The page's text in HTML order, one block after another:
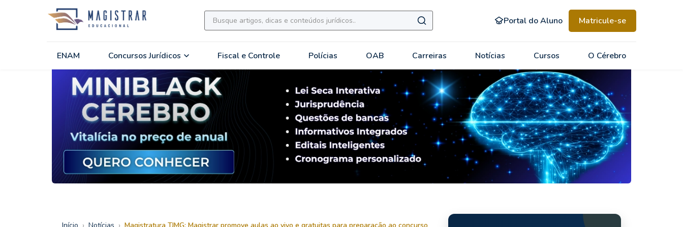
Portal do Aluno Matricule-se
ENAM Concursos Jurídicos Fiscal e Controle Polícias OAB Carreiras Notícias Cursos O Cérebro